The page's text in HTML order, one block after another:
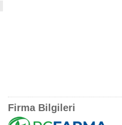
Firma Bilgileri